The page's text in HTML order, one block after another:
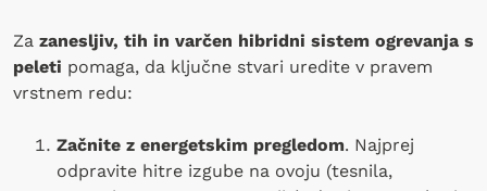
Za zanesljiv, tih in varčen hibridni sistem ogrevanja s
peleti pomaga, da ključne stvari uredite v pravem
vrstnem redu:
Začnite z energetskim pregledom. Najprej
odpravite hitre izgube na ovoju (tesnila,